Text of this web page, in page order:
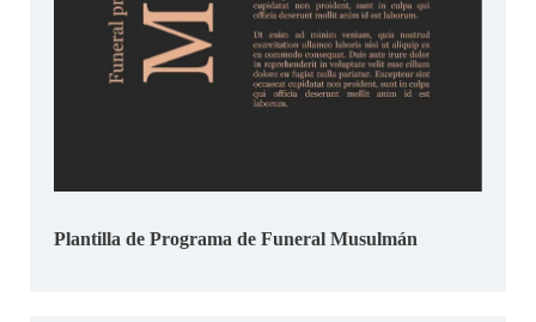
Plantilla de Programa de Funeral Musulmán